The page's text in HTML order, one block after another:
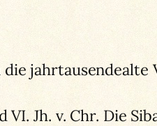
jahrtausendealte
VI. Jh. v. Chr. Die